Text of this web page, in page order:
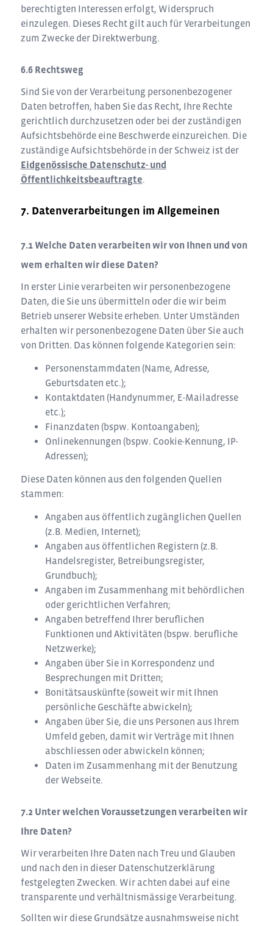
berechtigten Interessen erfolgt, Widerspruch
einzulegen. Dieses Recht gilt auch für Verarbeitungen
zum Zwecke der Direktwerbung.
Rechtsweg
Sind Sie von der Verarbeitung personenbezogener
Daten betroffen, haben Sie das Recht, Ihre Rechte
gerichtlich durchzusetzen oder bei der zuständigen
Aufsichtsbehörde eine Beschwerde einzureichen. Die
zuständige Aufsichtsbehörde in der Schweiz ist der
Eidgenössische Datenschutz- und
Öffentlichkeitsbeauftragte.
Datenverarbeitungen im Allgemeinen
Welche Daten verarbeiten wir von Ihnen und von
wem erhalten wir diese Daten?
In erster Linie verarbeiten wir personenbezogene
Daten, die Sie uns übermitteln oder die wir beim
Betrieb unserer Website erheben. Unter Umständen
erhalten wir personenbezogene Daten über Sie auch
von Dritten. Das können folgende Kategorien sein:
Personenstammdaten (Name, Adresse,
Geburtsdaten etc.);
Kontaktdaten (Handynummer, E-Mailadresse
etc.);
Finanzdaten (bspw. Kontoangaben);
Onlinekennungen (bspw. Cookie-Kennung, IP-
Adressen);
Diese Daten können aus den folgenden Quellen
stammen:
Angaben aus öffentlich zugänglichen Quellen
(z.B. Medien, Internet);
Angaben aus öffentlichen Registern (z.B.
Handelsregister, Betreibungsregister,
Grundbuch);
Angaben im Zusammenhang mit behördlichen
oder gerichtlichen Verfahren;
Angaben betreffend Ihrer beruflichen
Funktionen und Aktivitäten (bspw. berufliche
Netzwerke);
Angaben über Sie in Korrespondenz und
Besprechungen mit Dritten;
Bonitätsauskünfte (soweit wir mit Ihnen
persönliche Geschäfte abwickeln);
Angaben über Sie, die uns Personen aus Ihrem
Umfeld geben, damit wir Verträge mit Ihnen
abschliessen oder abwickeln können;
Daten im Zusammenhang mit der Benutzung
der Webseite.
Unter welchen Voraussetzungen verarbeiten wir
Ihre Daten?
Wir verarbeiten Ihre Daten nach Treu und Glauben
und nach den in dieser Datenschutzerklärung
festgelegten Zwecken. Wir achten dabei auf eine
transparente und verhältnismässige Verarbeitung.
Sollten wir diese Grundsätze ausnahmsweise nicht